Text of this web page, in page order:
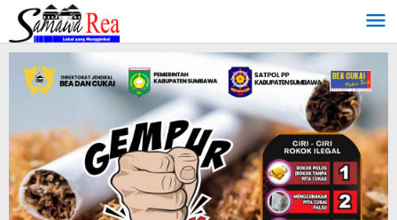
Lewati
konten